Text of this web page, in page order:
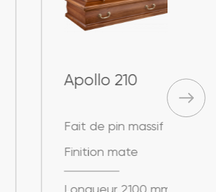
Apollo 210
Fait de pin massif
Finition mate